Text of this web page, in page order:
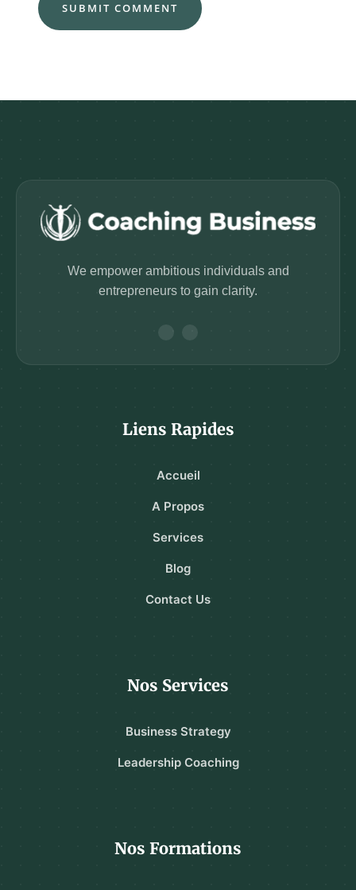
We empower ambitious individuals and
entrepreneurs to gain clarity.
Liens Rapides
Accueil
A Propos
Services
Blog
Contact Us
Nos Services
Business Strategy
Leadership Coaching
Nos Formations